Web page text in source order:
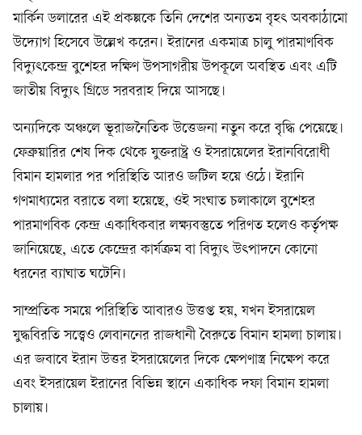
মার্কিন ডলারের এই প্রকল্পকে তিনি দেশের অন্যতম বৃহৎ অবকাঠামো
উদ্যোগ হিসেবে উল্লেখ করেন। ইরানের একমাত্র চালু পারমাণবিক
বিদ্যুৎকেন্দ্র বুশেহর দক্ষিণ উপসাগরীয় উপকূলে অবস্থিত এবং এটি
জাতীয় বিদ্যুৎ গ্রিডে সরবরাহ দিয়ে আসছে।
অন্যদিকে অঞ্চলে ভূরাজনৈতিক উত্তেজনা নতুন করে বৃদ্ধি পেয়েছে।
ফেব্রুয়ারির শেষ দিক থেকে যুক্তরাষ্ট্র ও ইসরায়েলের ইরানবিরোধী
বিমান হামলার পর পরিস্থিতি আরও জটিল হয়ে ওঠে। ইরানি
গণমাধ্যমের বরাতে বলা হয়েছে, ওই সংঘাত চলাকালে বুশেহর
পারমাণবিক কেন্দ্র একাধিকবার লক্ষ্যবস্তুতে পরিণত হলেও কর্তৃপক্ষ
জানিয়েছে, এতে কেন্দ্রের কার্যক্রম বা বিদ্যুৎ উৎপাদনে কোনো
ধরনের ব্যাঘাত ঘটেনি।
সাম্প্রতিক সময়ে পরিস্থিতি আবারও উত্তপ্ত হয়, যখন ইসরায়েল
যুদ্ধবিরতি সত্ত্বেও লেবাননের রাজধানী বৈরুতে বিমান হামলা চালায়।
এর জবাবে ইরান উত্তর ইসরায়েলের দিকে ক্ষেপণাস্ত্র নিক্ষেপ করে
এবং ইসরায়েল ইরানের বিভিন্ন স্থানে একাধিক দফা বিমান হামলা
চালায়।